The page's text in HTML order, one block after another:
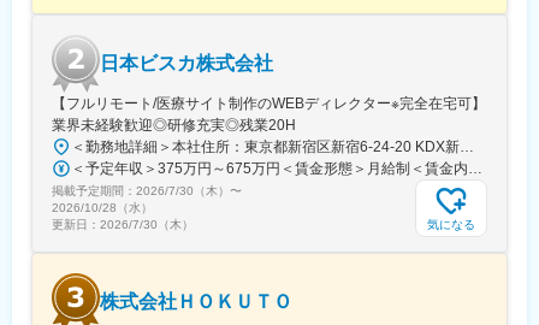
ンライン医局”として多くの医師に活用されています。
コミュニティを通じて、医師は他の専門領域の知見を得たり、診
療の選択肢を広げたりすることができ、結果的に患者さんにより
良い医療を届けることにつながっています。単なる情報共有にと
どまらず、医師同士の相互支援を通じて臨床力とモチベーション
を高める仕組みを提供している点が、当社サービスの大きな強み
となっています。
日本ビスカ株式会社
【フルリモート/医療サイト制作のWEBディレクター※完全在宅可】
業界未経験歓迎◎研修充実◎残業20H
＜勤務地詳細＞本社住所：東京都新宿区新宿6-24-20 KDX新宿6丁目ビル10F勤務地最寄駅：都営大江戸線、東京メトロ副都心線／東新宿駅受動喫煙対策：屋内全面禁煙変更の範囲：会社の定める事業所（リモートワーク含む）
＜予定年収＞375万円～675万円＜賃金形態＞月給制＜賃金内訳＞月額（基本給）：250,000円～450,000円＜月給＞250,000円～450,000円＜昇給有無＞有＜残業手当＞有＜給与補足＞■賞与：年2回※25年度実績4.08ヶ月分■昇給：年1回賃金はあくまでも目安の金額であり、選考を通じて上下する可能性があります。月給(月額)は固定手当を含めた表記です。
掲載予定期間： 2026/7/30（木） 〜
2026/10/28（水）
更新日： 2026/7/30（木） 気になる
株式会社ＨＯＫＵＴＯ